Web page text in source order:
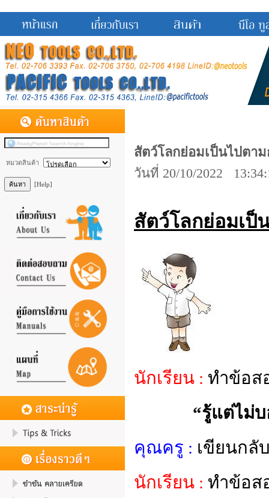
หมวดสินค้า
[Help]
สัตว์โลกย่อมเป็นไปตา
วันที่ 20/10/2022
สัตว์โลกย่อมเป็
นักเรียน : ทำข้อส
“รู้แต่ไม่
คุณครู : เขียนกลั
นักเรียน : ทำข้อส